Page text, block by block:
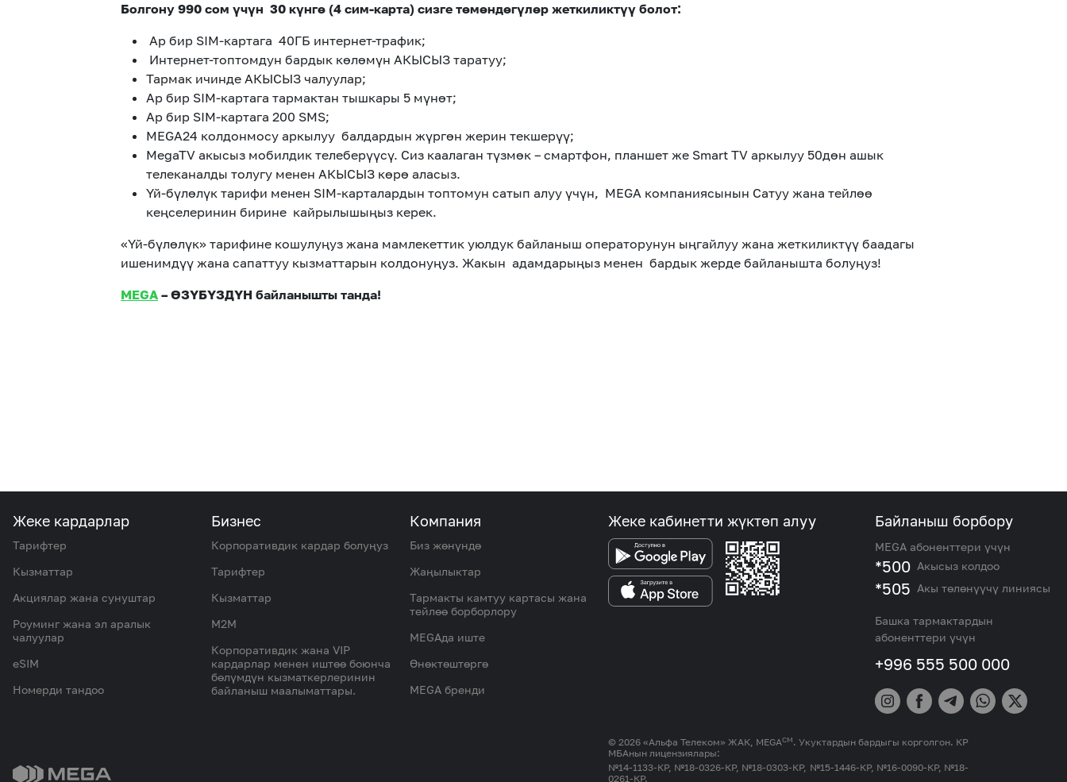
Болгону 990 сом үчүн 30 күнгө (4 сим-карта) сизге төмөндөгүлөр жеткиликтүү болот:
Ар бир SIM-картага 40ГБ интернет-трафик;
Интернет-топтомдун бардык көлөмүн АКЫСЫЗ таратуу;
Тармак ичинде АКЫСЫЗ чалуулар;
Ар бир SIM-картага тармактан тышкары 5 мүнөт;
Ар бир SIM-картага 200 SMS;
MEGA24 колдонмосу аркылуу балдардын жүргөн жерин текшерүү;
MegaTV акысыз мобилдик телеберүүсү. Сиз каалаган түзмөк – смартфон, планшет же Smart TV аркылуу 50дөн ашык
телеканалды толугу менен АКЫСЫЗ көрө аласыз.
Үй-бүлөлүк тарифи менен SIM-карталардын топтомун сатып алуу үчүн, MEGA компаниясынын Сатуу жана тейлөө
кеңселеринин бирине кайрылышыңыз керек.
«Үй-бүлөлүк» тарифине кошулуңуз жана мамлекеттик уюлдук байланыш операторунун ыңгайлуу жана жеткиликтүү баадагы
ишенимдүү жана сапаттуу кызматтарын колдонуңуз. Жакын адамдарыңыз менен бардык жерде байланышта болуңуз!
MEGA – ӨЗҮБҮЗДҮН байланышты танда!
Жеке кардарлар
Тарифтер
Кызматтар
Акциялар жана сунуштар
Роуминг жана эл аралык
чалуулар
eSIM
Номерди тандоо
Бизнес
Корпоративдик кардар болуңуз
Тарифтер
Кызматтар
M2M
Корпоративдик жана VIP
кардарлар менен иштөө боюнча
бөлүмдүн кызматкерлеринин
байланыш маалыматтары.
Компания
Биз жөнүндө
Жаңылыктар
Тармакты камтуу картасы жана
тейлөө борборлору
MEGAда иште
Өнөктөштөргө
MEGA бренди
Жеке кабинетти жүктөп алуу Байланыш борбору
MEGA абоненттери үчүн
*500 Акысыз колдоо
*505 Акы төлөнүүчү линиясы
Башка тармактардын
абоненттери үчүн
+996 555 500 000
© 2026 «Альфа Телеком» ЖАК, MEGAСМ. Укуктардын бардыгы корголгон. КР
МБАнын лицензиялары:
№14-1133-КР, №18-0326-КР, №18-0303-КР, №15-1446-КР, №16-0090-КР, №18-
0261-КР.